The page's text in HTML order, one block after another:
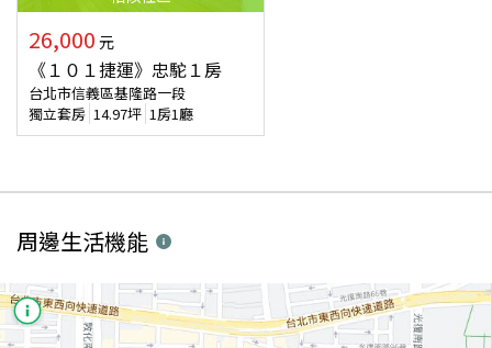
26,000 元
《１０１捷運》忠駝１房
台北市信義區基隆路一段
獨立套房 14.97坪 1房1廳
周邊生活機能